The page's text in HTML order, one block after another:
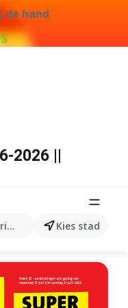
hand
producten...
Kies stad
2026 ||